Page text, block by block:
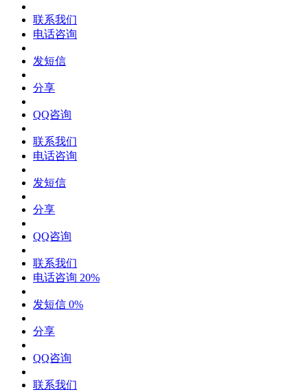
联系我们
电话咨询
发短信
分享
QQ咨询
联系我们
电话咨询
发短信
分享
QQ咨询
联系我们
电话咨询 20%
发短信 0%
分享
QQ咨询
联系我们